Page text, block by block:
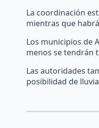
La coordinación
mientras que
Los municipios de
menos se tendrán
Las autoridades
posibilidad de